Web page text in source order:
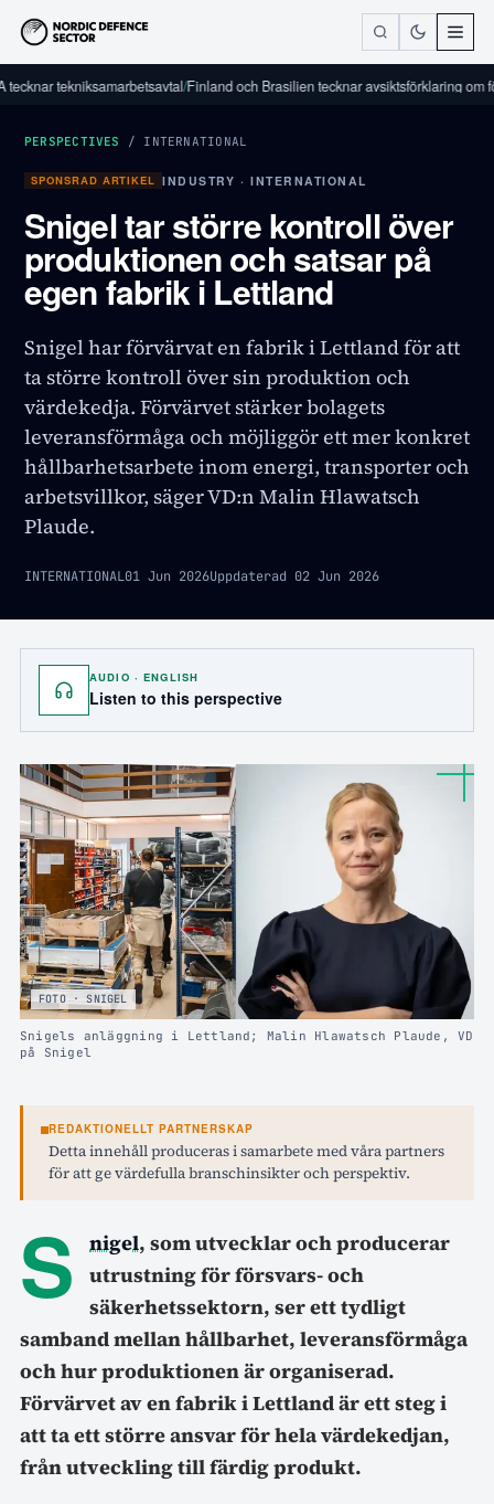
tekniksamarbetsavtal/Finland och Brasilien tecknar avsiktsförklaring om
PERSPECTIVES / INTERNATIONAL
SPONSRAD ARTIKEL INDUSTRY · INTERNATIONAL
Snigel tar större kontroll över
produktionen och satsar på
egen fabrik i Lettland
Snigel har förvärvat en fabrik i Lettland för att
ta större kontroll över sin produktion och
värdekedja. Förvärvet stärker bolagets
leveransförmåga och möjliggör ett mer konkret
hållbarhetsarbete inom energi, transporter och
arbetsvillkor, säger VD:n Malin Hlawatsch
Plaude.
INTERNATIONAL01 Jun 2026Uppdaterad 02 Jun 2026
AUDIO · ENGLISH
Listen to this perspective
FOTO · SNIGEL
Snigels anläggning i Lettland; Malin Hlawatsch Plaude, VD
på Snigel
REDAKTIONELLT PARTNERSKAP
Detta innehåll produceras i samarbete med våra partners
för att ge värdefulla branschinsikter och perspektiv.
S nigel, som utvecklar och producerar
utrustning för försvars- och
säkerhetssektorn, ser ett tydligt
samband mellan hållbarhet, leveransförmåga
och hur produktionen är organiserad.
Förvärvet av en fabrik i Lettland är ett steg i
att ta ett större ansvar för hela värdekedjan,
från utveckling till färdig produkt.